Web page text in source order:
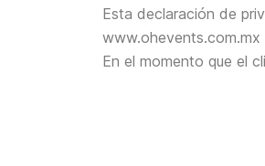
Esta declaración de
www.ohevents.com.mx
En el momento que el